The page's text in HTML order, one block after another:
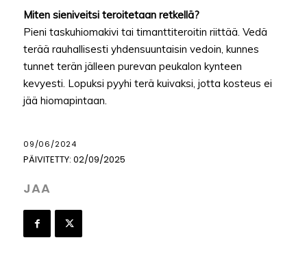
Miten sieniveitsi teroitetaan retkellä?
Pieni taskuhiomakivi tai timanttiteroitin riittää. Vedä
terää rauhallisesti yhdensuuntaisin vedoin, kunnes
tunnet terän jälleen purevan peukalon kynteen
kevyesti. Lopuksi pyyhi terä kuivaksi, jotta kosteus ei
jää hiomapintaan.
09/06/2024
PÄIVITETTY: 02/09/2025
JAA